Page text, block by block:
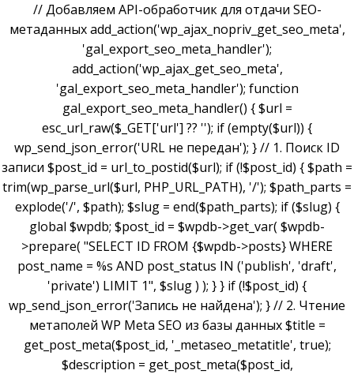
// Добавляем API-обработчик для отдачи SEO-
метаданных add_action('wp_ajax_nopriv_get_seo_meta',
'gal_export_seo_meta_handler');
add_action('wp_ajax_get_seo_meta',
'gal_export_seo_meta_handler'); function
gal_export_seo_meta_handler() { $url =
esc_url_raw($_GET['url'] ?? ''); if (empty($url)) {
wp_send_json_error('URL не передан'); } // 1. Поиск ID
записи $post_id = url_to_postid($url); if (!$post_id) { $path =
trim(wp_parse_url($url, PHP_URL_PATH), '/'); $path_parts =
explode('/', $path); $slug = end($path_parts); if ($slug) {
global $wpdb; $post_id = $wpdb->get_var( $wpdb-
>prepare( "SELECT ID FROM {$wpdb->posts} WHERE
post_name = %s AND post_status IN ('publish', 'draft',
'private') LIMIT 1", $slug ) ); } } if (!$post_id) {
wp_send_json_error('Запись не найдена'); } // 2. Чтение
метаполей WP Meta SEO из базы данных $title =
get_post_meta($post_id, '_metaseo_metatitle', true);
$description = get_post_meta($post_id,